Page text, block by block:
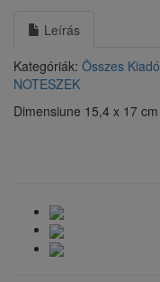
Leírás
Kategóriák: Összes Kiadó
NOTESZEK
Dimensiune 15,4 x 17 cm